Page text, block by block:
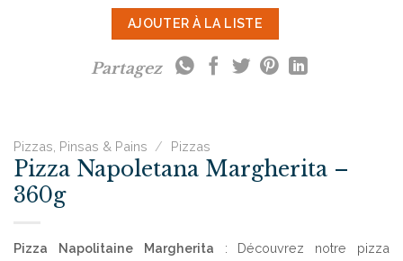
AJOUTER À LA LISTE
Partagez
Pizzas, Pinsas & Pains / Pizzas
Pizza Napoletana Margherita –
360g
Pizza Napolitaine Margherita : Découvrez notre pizza